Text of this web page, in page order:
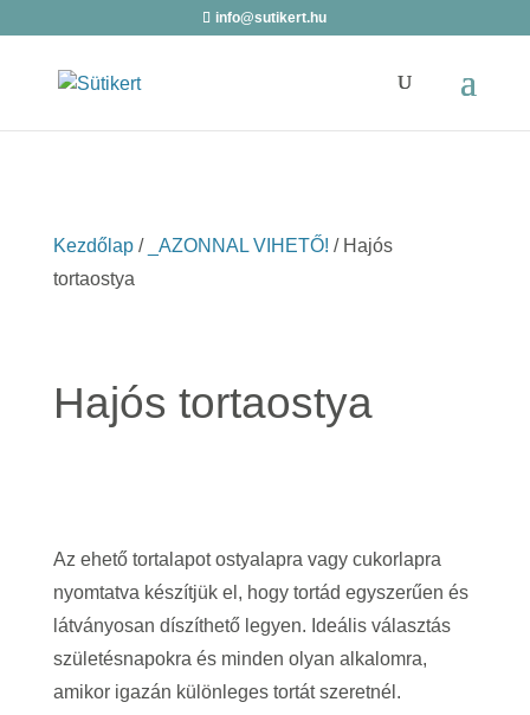
info@sutikert.hu
Kezdőlap/ _AZONNAL VIHETŐ! / Hajós
tortaostya
Hajós tortaostya
Az ehető tortalapot ostyalapra vagy cukorlapra
nyomtatva készítjük el, hogy tortád egyszerűen és
látványosan díszíthető legyen. Ideális választás
születésnapokra és minden olyan alkalomra,
amikor igazán különleges tortát szeretnél.